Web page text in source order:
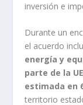
inversión e
Durante un
el acuerdo
energía y
parte de la UE
estimada en
territorio